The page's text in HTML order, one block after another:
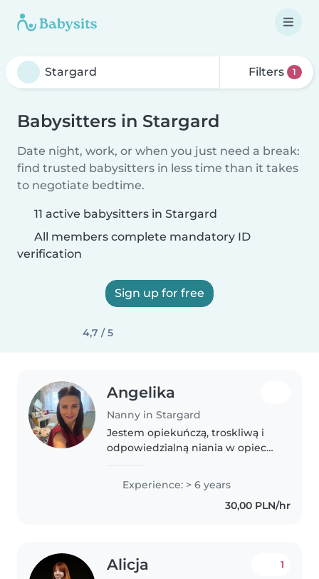
Filters 1
Babysitters in Stargard
Date night, work, or when you just need a break:
find trusted babysitters in less time than it takes
to negotiate bedtime.
11 active babysitters in Stargard
All members complete mandatory ID
verification
Sign up for free
4,7 / 5
Angelika
Nanny in Stargard
Jestem opiekuńczą, troskliwą i
odpowiedzialną niania w opiece
od niemowląt po nastolatków.
Jestem utalentowana w
rysowaniu, czytaniu, muzyce i
Experience: > 6 years
30,00 PLN/hr
Alicja 1